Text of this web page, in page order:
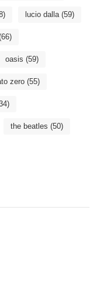
lucio dalla(59)
oasis (59)
zero(55)
the beatles (50)